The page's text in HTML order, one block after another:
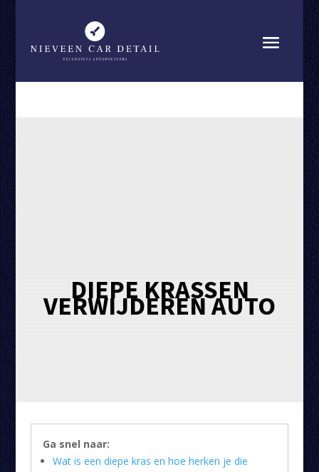
DIEPE KRASSEN
VERWIJDEREN AUTO
Ga snel naar:
Wat is een diepe kras en hoe herken je die